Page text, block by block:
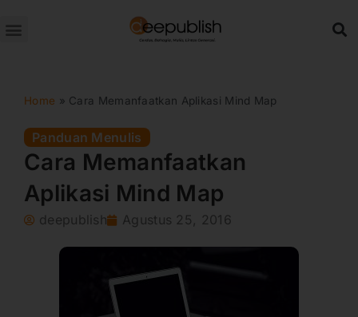
ke
Home » Cara Memanfaatkan Aplikasi Mind Map
Panduan Menulis
Cara Memanfaatkan
Aplikasi Mind Map
deepublish Agustus 25, 2016